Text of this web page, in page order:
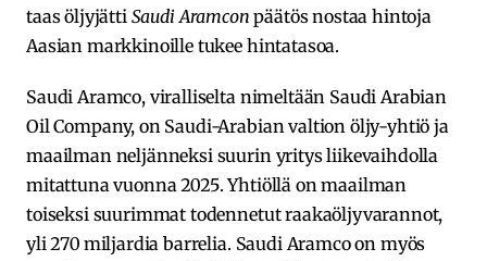
taas öljyjätti Saudi Aramcon päätös nostaa hintoja
Aasian markkinoille tukee hintatasoa.
Saudi Aramco, viralliselta nimeltään Saudi Arabian
Oil Company, on Saudi-Arabian valtion öljy-yhtiö ja
maailman neljänneksi suurin yritys liikevaihdolla
mitattuna vuonna 2025. Yhtiöllä on maailman
toiseksi suurimmat todennetut raakaöljyvarannot,
yli 270 miljardia barrelia. Saudi Aramco on myös